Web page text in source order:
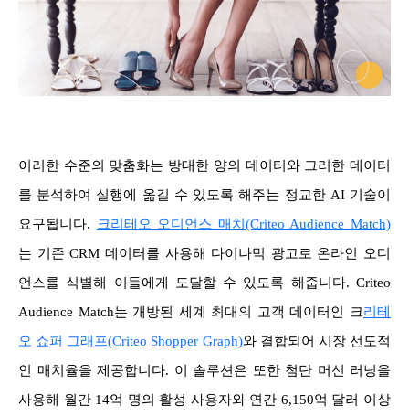
이러한 수준의 맞춤화는 방대한 양의 데이터와 그러한 데이터
를 분석하여 실행에 옮길 수 있도록 해주는 정교한 AI 기술이
요구됩니다.
크리테오 오디언스 매치(Criteo Audience Match)
는 기존 CRM 데이터를 사용해 다이나믹 광고로 온라인 오디
언스를 식별해 이들에게 도달할 수 있도록 해줍니다. Criteo
Audience Match는 개방된 세계 최대의 고객 데이터인 크리테
오 쇼퍼 그래프(Criteo Shopper Graph)와 결합되어 시장 선도적
인 매치율을 제공합니다. 이 솔루션은 또한 첨단 머신 러닝을
사용해 월간 14억 명의 활성 사용자와 연간 6,150억 달러 이상